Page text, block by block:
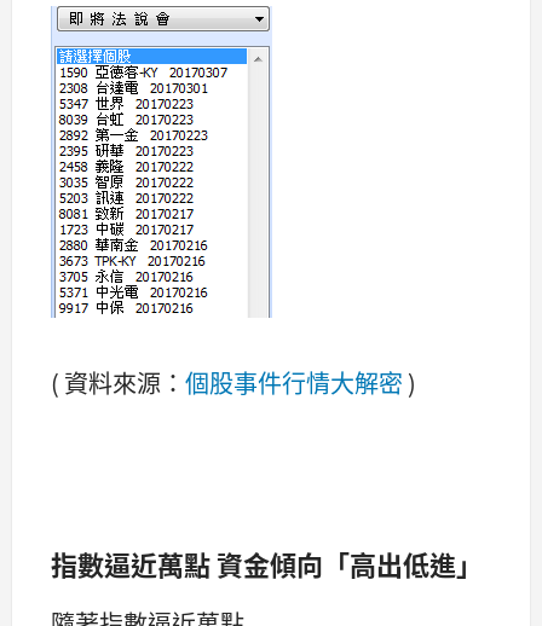
( 資料來源： 個股事件行情大解密 )
指數逼近萬點 資金傾向「高出低進」